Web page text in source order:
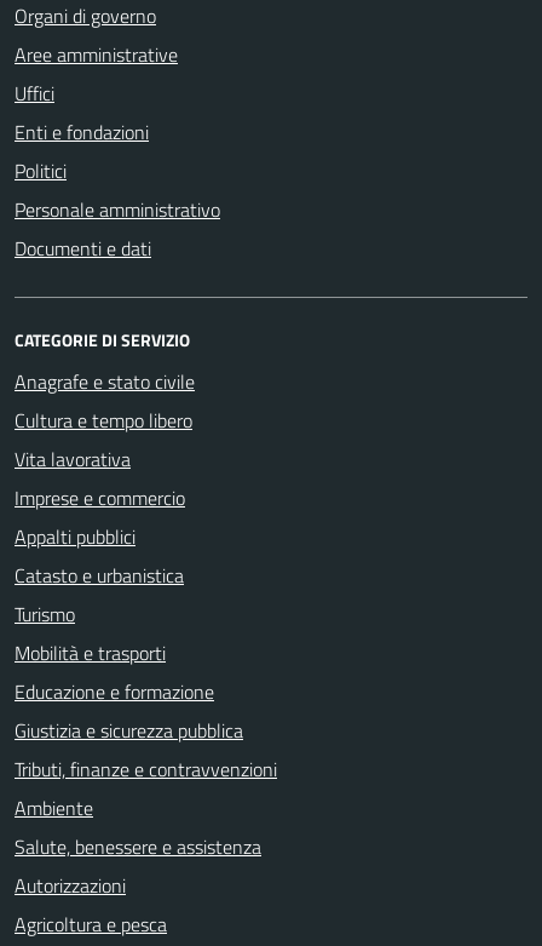
Organi di governo
Aree amministrative
Uffici
Enti e fondazioni
Politici
Personale amministrativo
Documenti e dati
CATEGORIE DI SERVIZIO
Anagrafe e stato civile
Cultura e tempo libero
Vita lavorativa
Imprese e commercio
Appalti pubblici
Catasto e urbanistica
Turismo
Mobilità e trasporti
Educazione e formazione
Giustizia e sicurezza pubblica
Tributi, finanze e contravvenzioni
Ambiente
Salute, benessere e assistenza
Autorizzazioni
Agricoltura e pesca